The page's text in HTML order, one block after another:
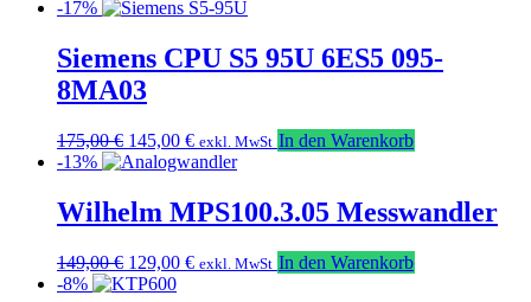
Preis
235,00 €
Preis
215,00 €.
-17%
Siemens CPU S5 95U 6ES5 095-
8MA03
175,00€ Ursprünglicher
Preis
175,00 €
145,00 €Aktueller
Preis
145,00 €.
exkl. MwSt In den Warenkorb
-13%
Wilhelm MPS100.3.05 Messwandler
149,00€ Ursprünglicher
Preis
129,00 €Aktueller
exkl. MwSt In den Warenkorb
-8%